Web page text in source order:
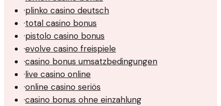
·plinko casino deutsch
·total casino bonus
·pistolo casino bonus
·evolve casino freispiele
·casino bonus umsatzbedingungen
·live casino online
·online casino seriös
·casino bonus ohne einzahlung